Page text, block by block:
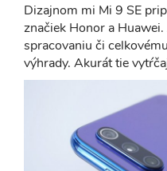
Dizajnom mi Mi 9 SE
značiek Honor a
spracovaniu či
výhrady. Akurát tie